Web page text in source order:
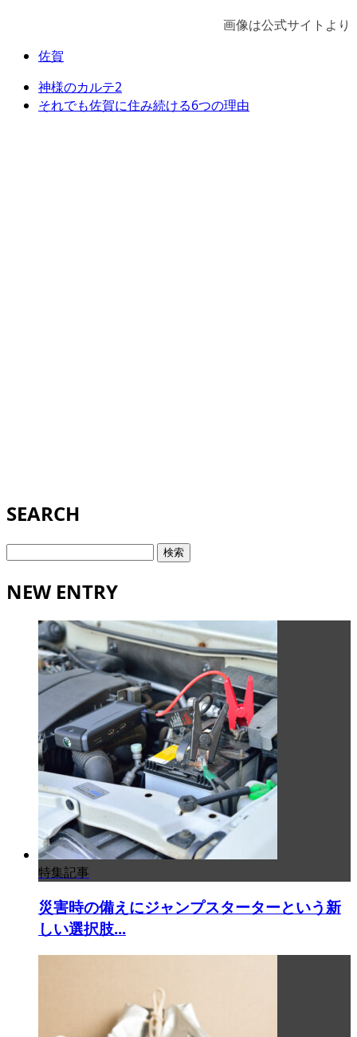
画像は公式サイトより
佐賀
神様のカルテ2
それでも佐賀に住み続ける6つの理由
SEARCH
検
NEW ENTRY
特集記事
災害時の備えにジャンプスターターという新
しい選択肢...